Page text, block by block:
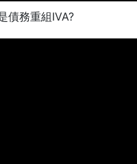
債務重組IVA?